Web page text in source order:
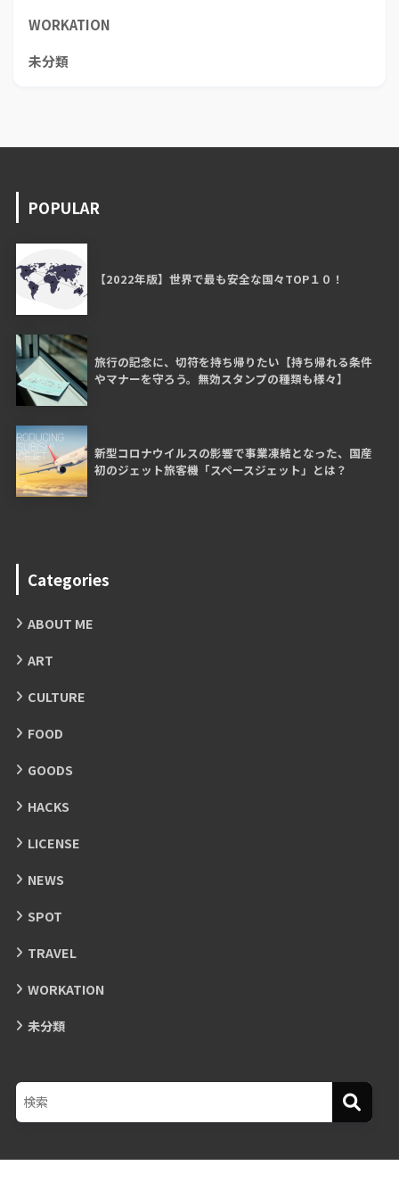
WORKATION
未分類
POPULAR
【2022年版】世界で最も安全な国々TOP１０！
旅行の記念に、切符を持ち帰りたい【持ち帰れる条件
やマナーを守ろう。無効スタンプの種類も様々】
新型コロナウイルスの影響で事業凍結となった、国産
初のジェット旅客機「スペースジェット」とは？
Categories
ABOUT ME
ART
CULTURE
FOOD
GOODS
HACKS
LICENSE
NEWS
SPOT
TRAVEL
WORKATION
未分類